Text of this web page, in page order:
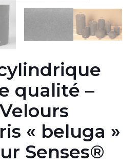
qualité –
« beluga »
Senses®